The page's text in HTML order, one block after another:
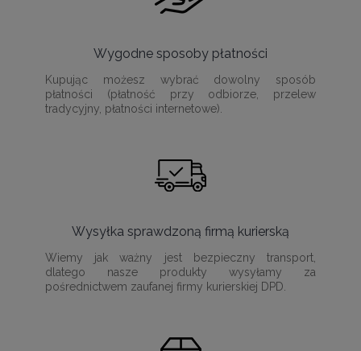
Wygodne sposoby płatności
Kupując możesz wybrać dowolny sposób
płatności (płatność przy odbiorze, przelew
tradycyjny, płatności internetowe).
Wysyłka sprawdzoną firmą kurierską
Wiemy jak ważny jest bezpieczny transport,
dlatego nasze produkty wysyłamy za
pośrednictwem zaufanej firmy kurierskiej DPD.